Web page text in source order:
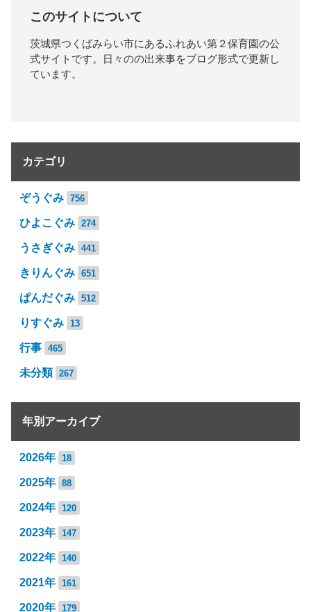
このサイトについて
茨城県つくばみらい市にあるふれあい第２保育園の公
式サイトです。日々のの出来事をブログ形式で更新し
ています。
カテゴリ
ぞうぐみ 756
ひよこぐみ 274
うさぎぐみ 441
きりんぐみ 651
ぱんだぐみ 512
りすぐみ 13
行事 465
未分類 267
年別アーカイブ
2026年 18
2025年 88
2024年 120
2023年 147
2022年 140
2021年 161
2020年 179